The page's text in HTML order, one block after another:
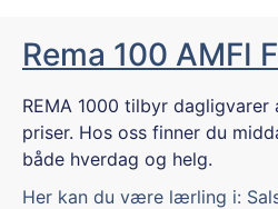
Rema 100 AMFI
REMA 1000 tilbyr
priser. Hos oss finner du
både hverdag og helg.
Her kan du være lærling i: